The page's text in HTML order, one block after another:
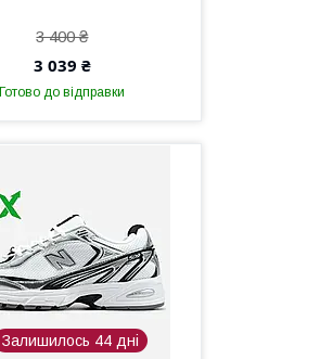
3 400 ₴
3 039 ₴
Готово до відправки
Залишилось 44 дні